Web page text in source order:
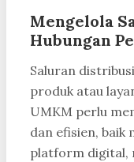
Mengelola
Hubungan
Saluran
produk atau
UMKM perlu
dan efisien, baik
platform digital,